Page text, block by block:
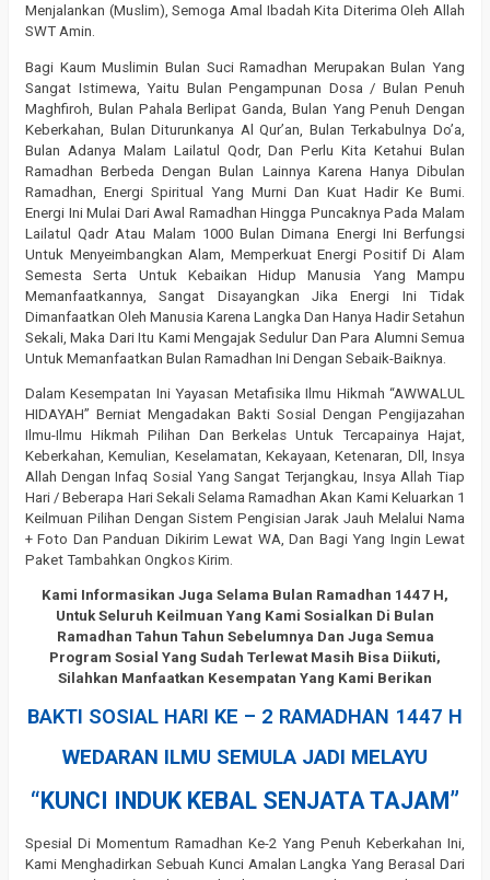
Menjalankan (Muslim), Semoga Amal Ibadah Kita Diterima Oleh Allah
SWT Amin.
Bagi Kaum Muslimin Bulan Suci Ramadhan Merupakan Bulan Yang
Sangat Istimewa, Yaitu Bulan Pengampunan Dosa / Bulan Penuh
Maghfiroh, Bulan Pahala Berlipat Ganda, Bulan Yang Penuh Dengan
Keberkahan, Bulan Diturunkanya Al Qur’an, Bulan Terkabulnya Do’a,
Bulan Adanya Malam Lailatul Qodr, Dan Perlu Kita Ketahui Bulan
Ramadhan Berbeda Dengan Bulan Lainnya Karena Hanya Dibulan
Ramadhan, Energi Spiritual Yang Murni Dan Kuat Hadir Ke Bumi.
Energi Ini Mulai Dari Awal Ramadhan Hingga Puncaknya Pada Malam
Lailatul Qadr Atau Malam 1000 Bulan Dimana Energi Ini Berfungsi
Untuk Menyeimbangkan Alam, Memperkuat Energi Positif Di Alam
Semesta Serta Untuk Kebaikan Hidup Manusia Yang Mampu
Memanfaatkannya, Sangat Disayangkan Jika Energi Ini Tidak
Dimanfaatkan Oleh Manusia Karena Langka Dan Hanya Hadir Setahun
Sekali, Maka Dari Itu Kami Mengajak Sedulur Dan Para Alumni Semua
Untuk Memanfaatkan Bulan Ramadhan Ini Dengan Sebaik-Baiknya.
Dalam Kesempatan Ini Yayasan Metafisika Ilmu Hikmah “AWWALUL
HIDAYAH” Berniat Mengadakan Bakti Sosial Dengan Pengijazahan
Ilmu-Ilmu Hikmah Pilihan Dan Berkelas Untuk Tercapainya Hajat,
Keberkahan, Kemulian, Keselamatan, Kekayaan, Ketenaran, Dll, Insya
Allah Dengan Infaq Sosial Yang Sangat Terjangkau, Insya Allah Tiap
Hari / Beberapa Hari Sekali Selama Ramadhan Akan Kami Keluarkan 1
Keilmuan Pilihan Dengan Sistem Pengisian Jarak Jauh Melalui Nama
+ Foto Dan Panduan Dikirim Lewat WA, Dan Bagi Yang Ingin Lewat
Paket Tambahkan Ongkos Kirim.
Kami Informasikan Juga Selama Bulan Ramadhan 1447 H,
Untuk Seluruh Keilmuan Yang Kami Sosialkan Di Bulan
Ramadhan Tahun Tahun Sebelumnya Dan Juga Semua
Program Sosial Yang Sudah Terlewat Masih Bisa Diikuti,
Silahkan Manfaatkan Kesempatan Yang Kami Berikan
BAKTI SOSIAL HARI KE – 2 RAMADHAN 1447 H
WEDARAN ILMU SEMULA JADI MELAYU
“KUNCI INDUK KEBAL SENJATA TAJAM”
Spesial Di Momentum Ramadhan Ke-2 Yang Penuh Keberkahan Ini,
Kami Menghadirkan Sebuah Kunci Amalan Langka Yang Berasal Dari